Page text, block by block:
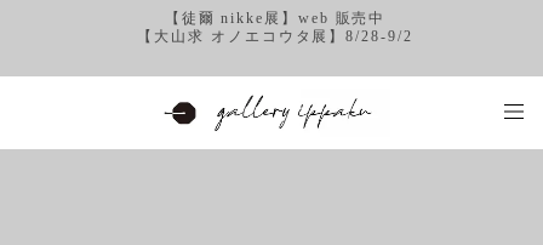
【徒爾 nikke展】web 販売中
【大山求 オノエコウタ展】8/28-9/2